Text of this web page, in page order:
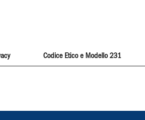
Codice Etico e Modello 231